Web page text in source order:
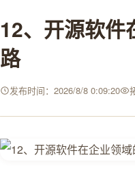
12、开源软件
路
发布时间：2026/8/8 0:09:20